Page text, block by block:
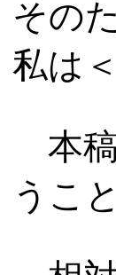
その
私は
本
うこ